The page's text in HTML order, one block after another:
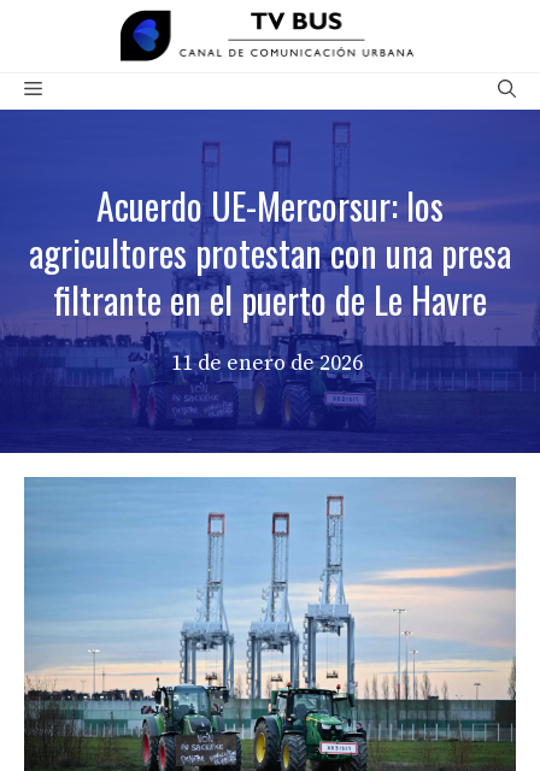
contenido
Menú
Acuerdo UE-Mercorsur: los
agricultores protestan con una presa
filtrante en el puerto de Le Havre
11 de enero de 2026